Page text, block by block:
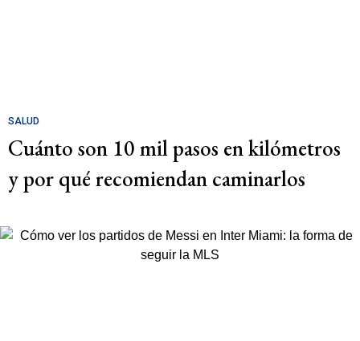
SALUD
Cuánto son 10 mil pasos en kilómetros
y por qué recomiendan caminarlos